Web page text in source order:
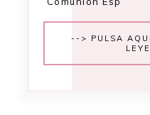
--> PULSA